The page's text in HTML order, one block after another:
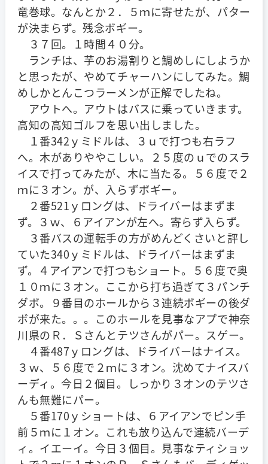
竜巻球。なんとか２．５ｍに寄せたが、パター
が決まらず。残念ボギー。
３７回。１時間４０分。
ランチは、芋のお湯割りと鯛めしにしようか
と思ったが、やめてチャーハンにしてみた。鯛
めしかとんこつラーメンが正解でしたね。
アウトへ。アウトはバスに乗っていきます。
高知の高知ゴルフを思い出しました。
１番342ｙミドルは、３ｕで打つも右ラフ
へ。木がありややこしい。２５度のｕでのスラ
イスで打ってみたが、木に当たる。５６度で２
ｍに３オン。が、入らずボギー。
２番521ｙロングは、ドライバーはまずま
ず。３ｗ、６アイアンが左へ。寄らず入らず。
３番バスの運転手の方がめんどくさいと評し
ていた340ｙミドルは、ドライバーはまずま
ず。４アイアンで打つもショート。５６度で奥
１０ｍに３オン。ここから打ち過ぎて３パンチ
ダボ。９番目のホールから３連続ボギーの後ダ
ボが来た。。。このホールを見事なアプで神奈
川県のＲ．Ｓさんとテツさんがパー。スゲー。
４番487ｙロングは、ドライバーはナイス。
３ｗ、５６度で２ｍに３オン。沈めてナイスバ
ーディ。今日２個目。しっかり３オンのテツさ
んも無難にパー。
５番170ｙショートは、６アイアンでピン手
前５ｍに１オン。これも放り込んで連続バーデ
ィ。イエーイ。今日３個目。見事なティショッ